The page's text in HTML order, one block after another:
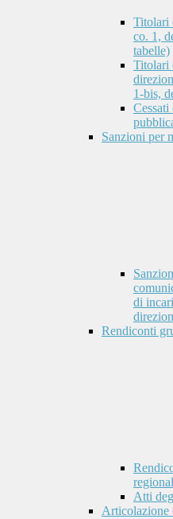
Titolari
co. 1,
tabelle)
Titolari
1-bis,
Sanzioni per
di
Rendiconti
Atti